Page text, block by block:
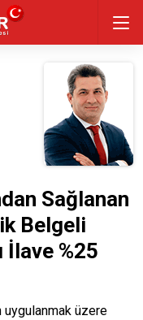
Sağlanan
Belgeli
İlave %25
üzere